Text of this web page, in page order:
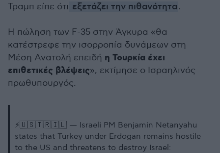
Τραμπ είπε ότι εξετάζει την πιθανότητα.
Η πώληση των F-35 στην Άγκυρα «θα
κατέστρεφε την ισορροπία δυνάμεων στη
Μέση Ανατολή επειδή η Τουρκία έχει
επιθετικές βλέψεις», εκτίμησε ο Ισραηλινός
πρωθυπουργός.
⚡️🇺🇸🇹🇷🇮🇱 — Israeli PM Benjamin Netanyahu
states that Turkey under Erdogan remains hostile
to the US and threatens to destroy Israel: